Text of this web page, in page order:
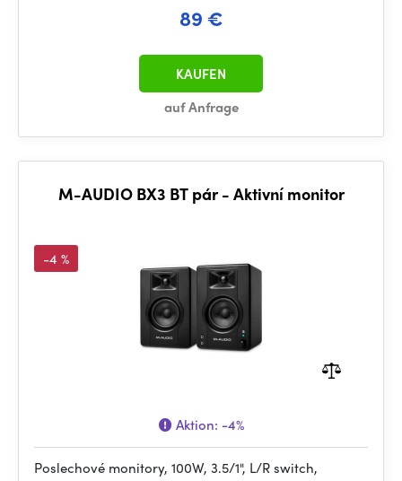
89 €
auf Anfrage
KAUFEN
M-AUDIO BX3 BT pár - Aktivní monitor
-4 %
Aktion: -4%
Poslechové monitory, 100W, 3.5/1", L/R switch,